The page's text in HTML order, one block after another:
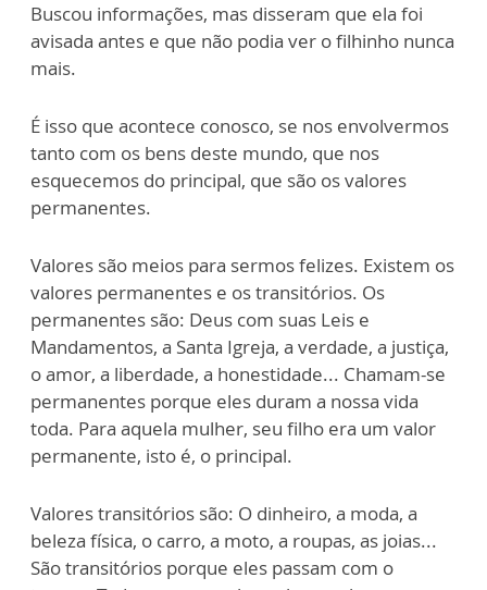
Buscou informações, mas disseram que ela foi
avisada antes e que não podia ver o filhinho nunca
mais.
É isso que acontece conosco, se nos envolvermos
tanto com os bens deste mundo, que nos
esquecemos do principal, que são os valores
permanentes.
Valores são meios para sermos felizes. Existem os
valores permanentes e os transitórios. Os
permanentes são: Deus com suas Leis e
Mandamentos, a Santa Igreja, a verdade, a justiça,
o amor, a liberdade, a honestidade... Chamam-se
permanentes porque eles duram a nossa vida
toda. Para aquela mulher, seu filho era um valor
permanente, isto é, o principal.
Valores transitórios são: O dinheiro, a moda, a
beleza física, o carro, a moto, a roupas, as joias...
São transitórios porque eles passam com o